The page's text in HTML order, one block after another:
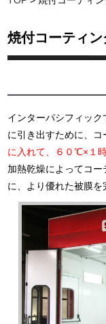
焼付コーティン
インターパシフィッ
に引き出すために、
に入れて、６０℃×１
加熱乾燥によってコ
に、より優れた被膜を